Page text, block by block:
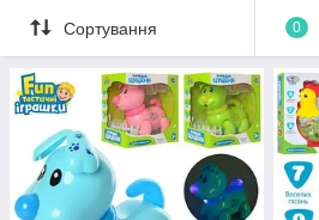
Сортування 0